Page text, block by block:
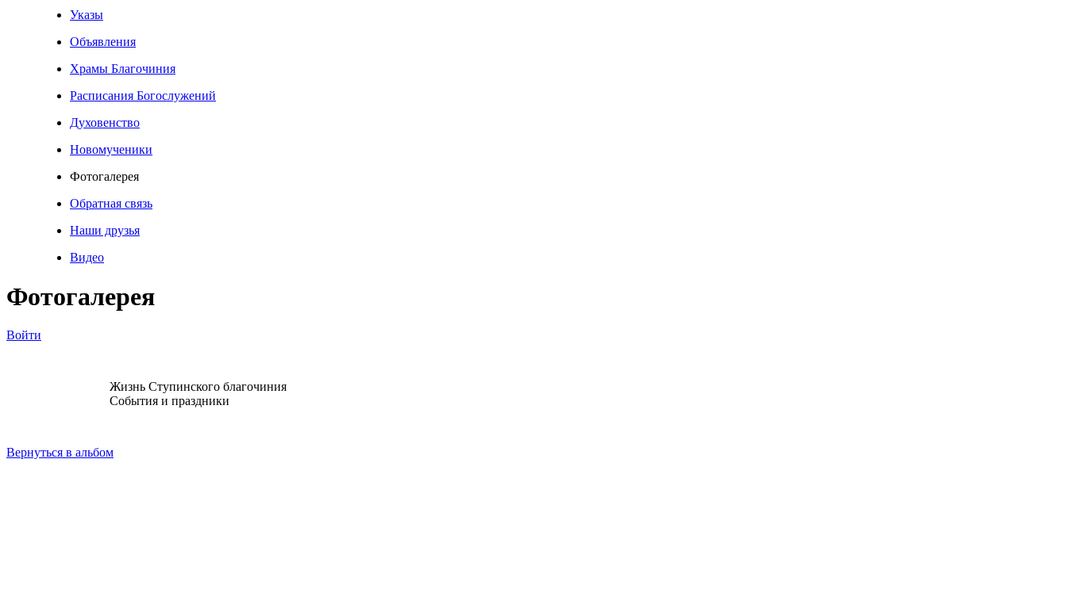
Указы
Объявления
Храмы Благочиния
Расписания Богослужений
Духовенство
Новомученики
Фотогалерея
Обратная связь
Наши друзья
Видео
Фотогалерея
Войти
Жизнь Ступинского благочиния
События и праздники
Вернуться в альбом